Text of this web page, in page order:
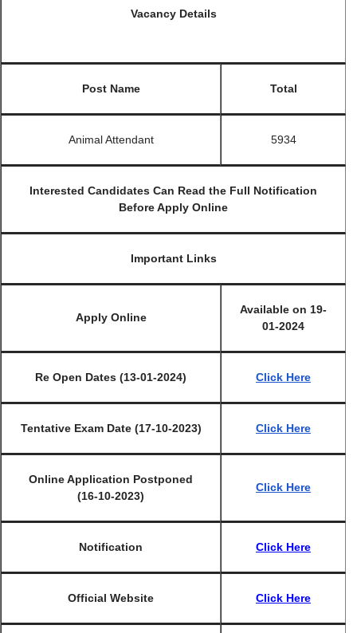
Vacancy Details
Post Name Total
Animal Attendant 5934
Interested Candidates Can Read the Full Notification
Before Apply Online
Important Links
Apply Online
Available on 19-
01-2024
Re Open Dates (13-01-2024) Click Here
Tentative Exam Date (17-10-2023) Click Here
Online Application Postponed
(16-10-2023)
Click Here
Notification Click Here
Official Website Click Here